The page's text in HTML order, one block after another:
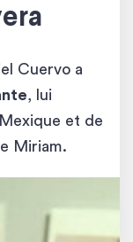
Cuervo a
, lui
et de
Miriam.